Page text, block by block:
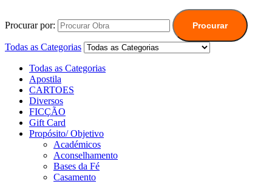
Procurar por: Procurar
Todas as Categorias
Todas as Categorias
Apostila
CARTOES
Diversos
FICÇÃO
Gift Card
Propósito/ Objetivo
Académicos
Aconselhamento
Bases da Fé
Casamento